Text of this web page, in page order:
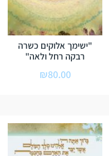
"ישימך אלוקים כשרה
רבקה רחל ולאה"
₪80.00